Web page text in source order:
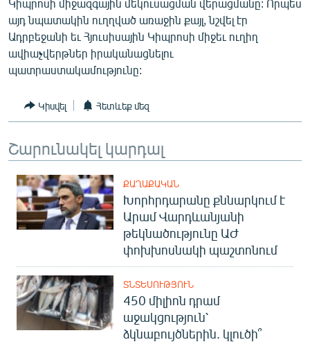
Կիպրոսի միջազգային մեկուսացման վերացմանը: Որպես
այդ նպատակին ուղղված առաջին քայլ, նշվել էր
Ադրբեջանի եւ Հյուսիսային Կիպրոսի միջեւ ուղիղ
ավիաչվերթներ իրականացնելու
պատրաստակամությունը:
Կիսվել Հետևեք մեզ
Շարունակել կարդալ
ՔԱՂԱՔԱԿԱՆ
Խորհրդարանը քննարկում է
Արամ Վարդևանյանի
թեկնածությունը ԱԺ
փոխխոսնակի պաշտոնում
ՏՆՏԵՍՈՒԹՅՈՒՆ
450 միլիոն դրամ
աջակցություն՝
ձկնաբույծներին. կլուծի՞